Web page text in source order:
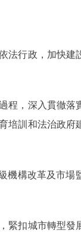
行政，加快建
，深入貫徹落
培訓和法治政
構改革及市場
扣城市轉型發